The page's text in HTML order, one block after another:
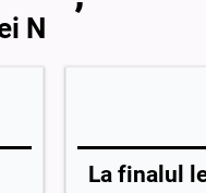
N
La finalul